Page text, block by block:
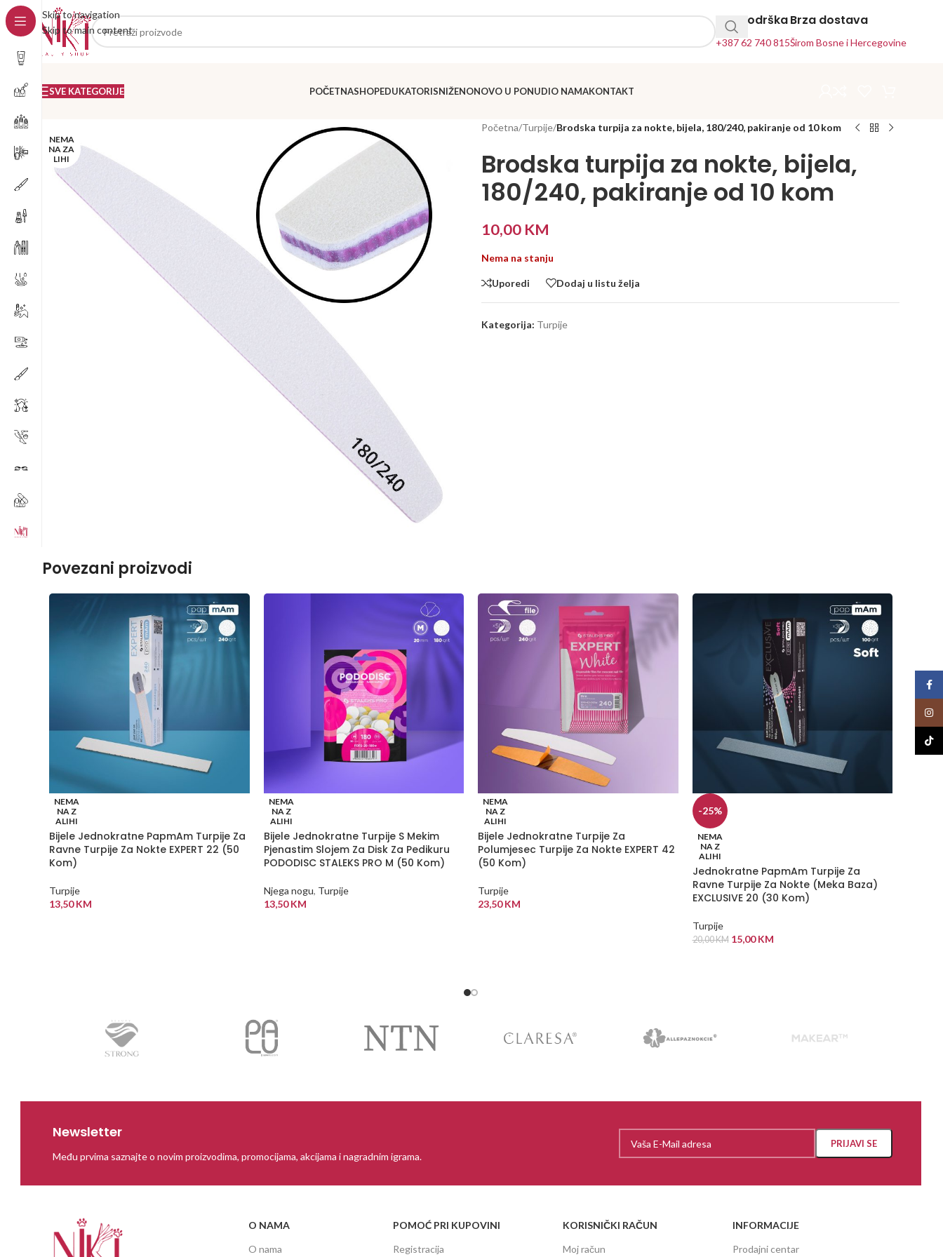
Skip to navigation
Skip to main content
24h Podrška
+387 62 740 815
Brza dostava
Širom Bosne i Hercegovine
SVE KATEGORIJE POČETNASHOPEDUKATORISNIŽENONOVO U PONUDIO NAMAKONTAKT
NEMA
NA ZA
LIHI
Početna/Turpije/Brodska turpija za nokte, bijela, 180/240, pakiranje od 10 kom
Brodska turpija za nokte, bijela,
180/240, pakiranje od 10 kom
10,00 KM
Nema na stanju
Uporedi Dodaj u listu želja
Kategorija: Turpije
Povezani proizvodi
NEMA
NA Z
ALIHI
Bijele Jednokratne PapmAm Turpije Za
Ravne Turpije Za Nokte EXPERT 22 (50
Kom)
Turpije
13,50KM
NEMA
NA Z
ALIHI
Bijele Jednokratne Turpije S Mekim
Pjenastim Slojem Za Disk Za Pedikuru
PODODISC STALEKS PRO M (50 Kom)
Njega nogu, Turpije
13,50KM
NEMA
NA Z
ALIHI
Bijele Jednokratne Turpije Za
Polumjesec Turpije Za Nokte EXPERT 42
(50 Kom)
Turpije
23,50KM
-25%
NEMA
NA Z
ALIHI
Jednokratne PapmAm Turpije Za
Ravne Turpije Za Nokte (Meka Baza)
EXCLUSIVE 20 (30 Kom)
Turpije
20,00KM 15,00KM
Newsletter
Među prvima saznajte o novim proizvodima, promocijama, akcijama i nagradnim igrama.
O NAMA
O nama
POMOĆ PRI KUPOVINI
Registracija
KORISNIČKI RAČUN
Moj račun
INFORMACIJE
Prodajni centar